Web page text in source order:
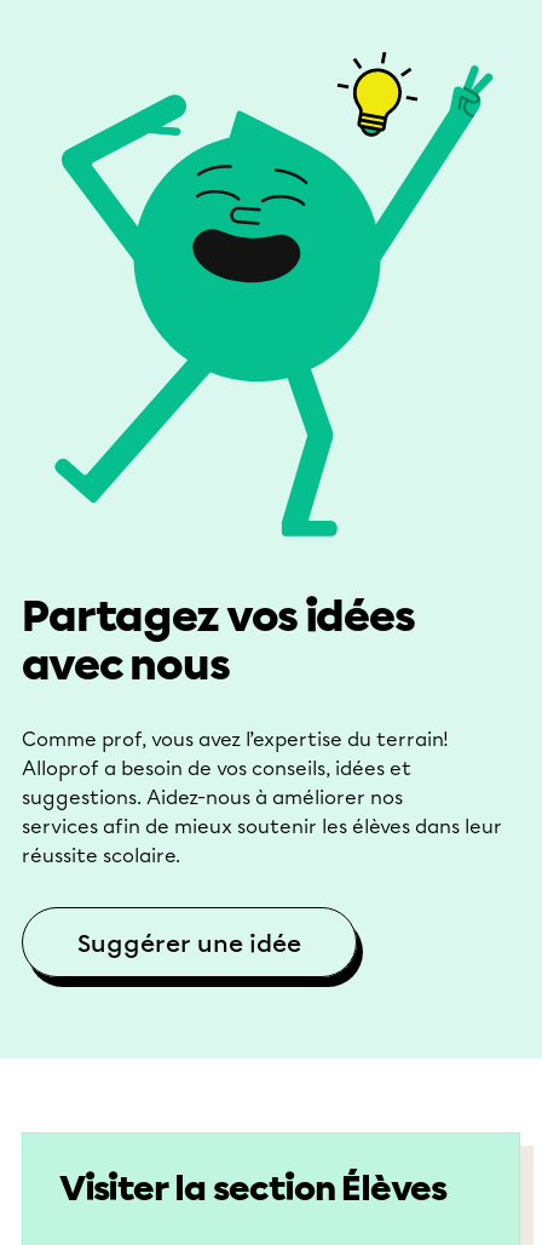
Partagez vos idées
avec nous
Comme prof, vous avez l’expertise du terrain!
Alloprof a besoin de vos conseils, idées et
suggestions. Aidez-nous à améliorer nos
services afin de mieux soutenir les élèves dans leur
réussite scolaire.
Suggérer une idée
Visiter la section Élèves